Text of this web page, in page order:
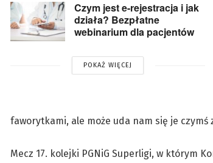
Czym jest e-rejestracja i jak
działa? Bezpłatne
webinarium dla pacjentów
POKAŻ WIĘCEJ
faworytkami, ale może uda nam się je
Mecz 17. kolejki PGNiG Superligi, w którym